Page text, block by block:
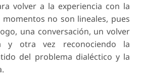
volver a la experiencia con la
momentos no son lineales, pues
una conversación, un volver
y otra vez reconociendo la
del problema dialéctico y la